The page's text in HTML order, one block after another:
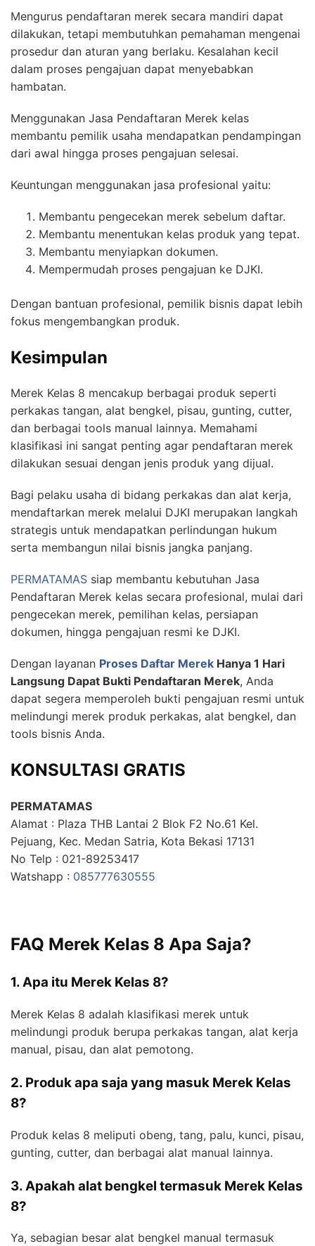
Mengurus pendaftaran merek secara mandiri dapat
dilakukan, tetapi membutuhkan pemahaman mengenai
prosedur dan aturan yang berlaku. Kesalahan kecil
dalam proses pengajuan dapat menyebabkan
hambatan.
Menggunakan Jasa Pendaftaran Merek kelas
membantu pemilik usaha mendapatkan pendampingan
dari awal hingga proses pengajuan selesai.
Keuntungan menggunakan jasa profesional yaitu:
Membantu pengecekan merek sebelum daftar.
Membantu menentukan kelas produk yang tepat.
Membantu menyiapkan dokumen.
Mempermudah proses pengajuan ke DJKI.
Dengan bantuan profesional, pemilik bisnis dapat lebih
fokus mengembangkan produk.
Kesimpulan
Merek Kelas 8 mencakup berbagai produk seperti
perkakas tangan, alat bengkel, pisau, gunting, cutter,
dan berbagai tools manual lainnya. Memahami
klasifikasi ini sangat penting agar pendaftaran merek
dilakukan sesuai dengan jenis produk yang dijual.
Bagi pelaku usaha di bidang perkakas dan alat kerja,
mendaftarkan merek melalui DJKI merupakan langkah
strategis untuk mendapatkan perlindungan hukum
serta membangun nilai bisnis jangka panjang.
PERMATAMAS siap membantu kebutuhan Jasa
Pendaftaran Merek kelas secara profesional, mulai dari
pengecekan merek, pemilihan kelas, persiapan
dokumen, hingga pengajuan resmi ke DJKI.
Dengan layanan Proses Daftar Merek Hanya 1 Hari
Langsung Dapat Bukti Pendaftaran Merek, Anda
dapat segera memperoleh bukti pengajuan resmi untuk
melindungi merek produk perkakas, alat bengkel, dan
tools bisnis Anda.
KONSULTASI GRATIS
PERMATAMAS
Alamat : Plaza THB Lantai 2 Blok F2 No.61 Kel.
Pejuang, Kec. Medan Satria, Kota Bekasi 17131
No Telp : 021-89253417
Watshapp : 085777630555
FAQ Merek Kelas 8 Apa Saja?
1. Apa itu Merek Kelas 8?
Merek Kelas 8 adalah klasifikasi merek untuk
melindungi produk berupa perkakas tangan, alat kerja
manual, pisau, dan alat pemotong.
2. Produk apa saja yang masuk Merek Kelas
8?
Produk kelas 8 meliputi obeng, tang, palu, kunci, pisau,
gunting, cutter, dan berbagai alat manual lainnya.
3. Apakah alat bengkel termasuk Merek Kelas
8?
Ya, sebagian besar alat bengkel manual termasuk